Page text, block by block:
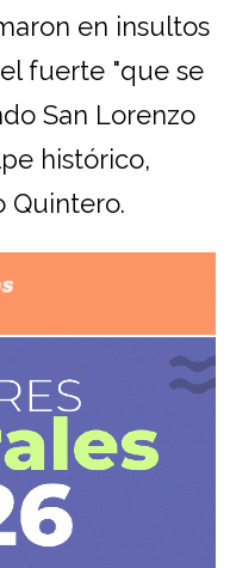
en insultos
fuerte "que se
San Lorenzo
histórico,
Quintero.